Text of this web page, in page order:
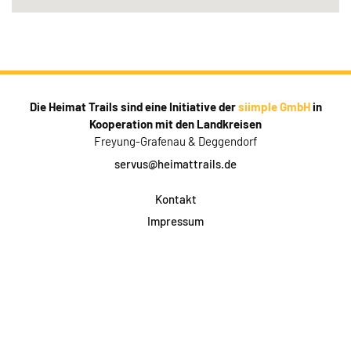
Die Heimat Trails sind eine Initiative dersiimple GmbHin
Kooperation mit den Landkreisen
Freyung-Grafenau & Deggendorf
servus@heimattrails.de
Kontakt
Impressum